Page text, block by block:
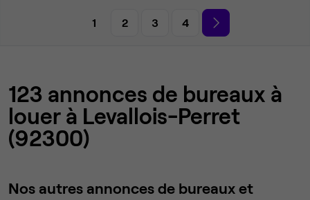
1 2 3 4
123 annonces de bureaux à
louer à Levallois-Perret
(92300)
Nos autres annonces de bureaux et